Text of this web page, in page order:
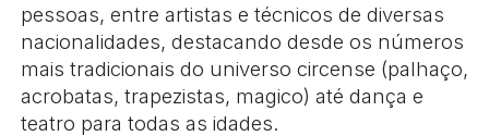
pessoas, entre artistas e técnicos de diversas
nacionalidades, destacando desde os números
mais tradicionais do universo circense (palhaço,
acrobatas, trapezistas, magico) até dança e
teatro para todas as idades.